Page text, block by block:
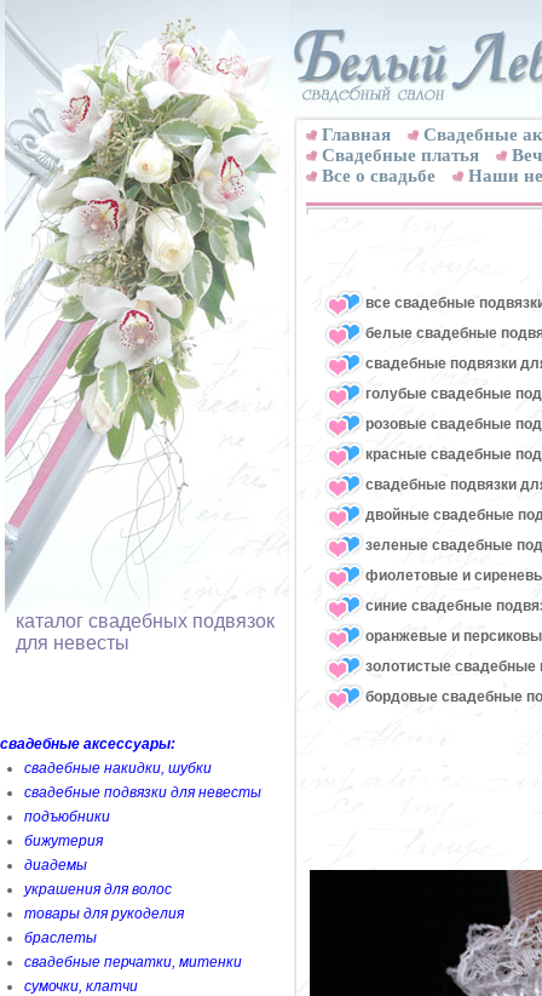
каталог свадебных подвязок
для невесты
свадебные аксессуары:
свадебные накидки, шубки
свадебные подвязки для невесты
подъюбники
бижутерия
диадемы
украшения для волос
товары для рукоделия
браслеты
свадебные перчатки, митенки
сумочки, клатчи
Главная
Свадебные
Cвадебные платья
Все о свадьбе
Наши
все свадебные
белые свадебные
свадебные подвязки
голубые свадебные
розовые свадебные
красные свадебные
свадебные подвязки
двойные свадебные
зеленые свадебные
фиолетовые и
синие свадебные
оранжевые и
золотистые свадебные
бордовые свадебные